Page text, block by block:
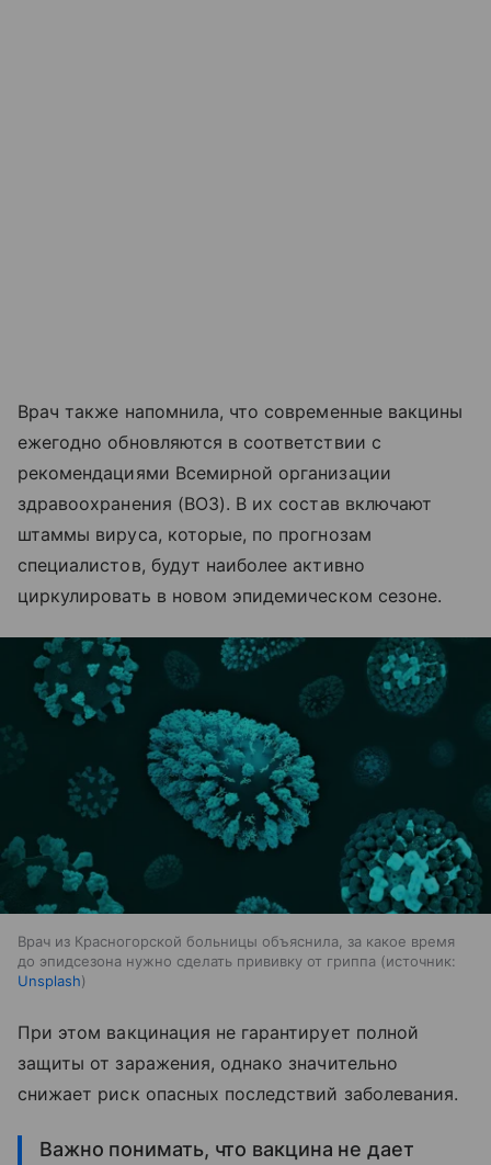
Врач также напомнила, что современные вакцины
ежегодно обновляются в соответствии с
рекомендациями Всемирной организации
здравоохранения (ВОЗ). В их состав включают
штаммы вируса, которые, по прогнозам
специалистов, будут наиболее активно
циркулировать в новом эпидемическом сезоне.
Врач из Красногорской больницы объяснила, за какое время
до эпидсезона нужно сделать прививку от гриппа
источник:
Unsplash
При этом вакцинация не гарантирует полной
защиты от заражения, однако значительно
снижает риск опасных последствий заболевания.
Важно понимать, что вакцина не дает